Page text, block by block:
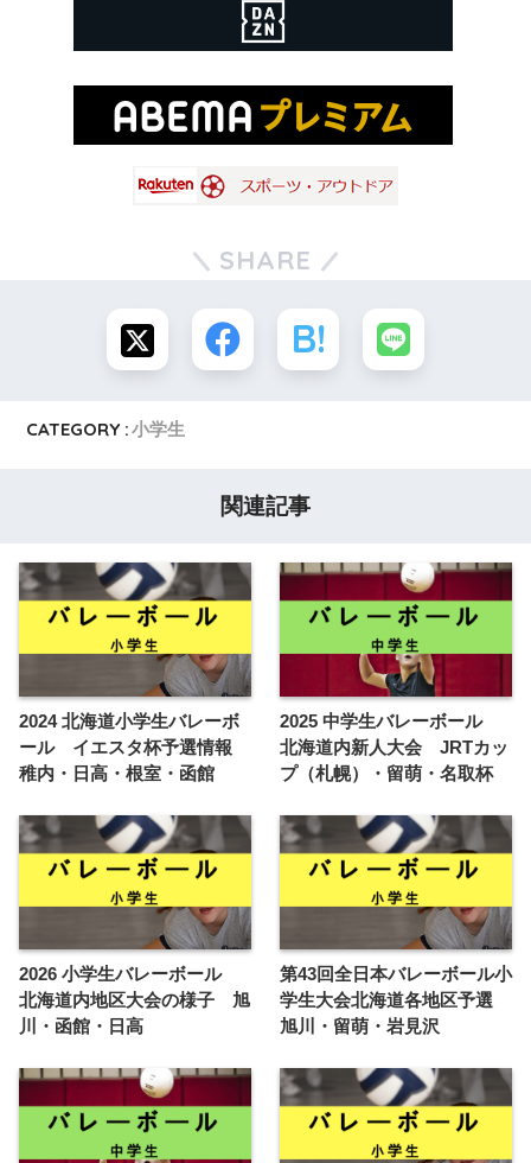
SHARE
CATEGORY :小学生
関連記事
2024 北海道小学生バレーボ
ール イエスタ杯予選情報
稚内・日高・根室・函館
2025 中学生バレーボール
北海道内新人大会 JRTカッ
プ（札幌）・留萌・名取杯
2026 小学生バレーボール
北海道内地区大会の様子 旭
川・函館・日高
第43回全日本バレーボール小
学生大会北海道各地区予選
旭川・留萌・岩見沢